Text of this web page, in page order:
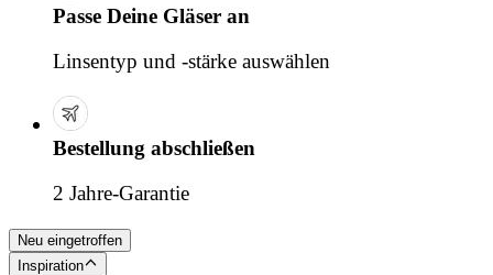
Passe Deine Gläser an
Linsentyp und -stärke auswählen
Bestellung abschließen
2 Jahre-Garantie
Neu eingetroffen
Inspiration